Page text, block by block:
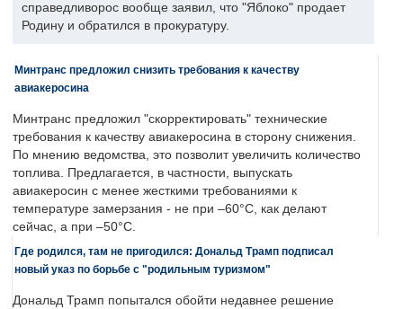
справедливорос вообще заявил, что "Яблоко" продает
Родину и обратился в прокуратуру.
Минтранс предложил снизить требования к качеству
авиакеросина
Минтранс предложил "скорректировать" технические
требования к качеству авиакеросина в сторону снижения.
По мнению ведомства, это позволит увеличить количество
топлива. Предлагается, в частности, выпускать
авиакеросин с менее жесткими требованиями к
температуре замерзания - не при –60°C, как делают
сейчас, а при –50°C.
Где родился, там не пригодился: Дональд Трамп подписал
новый указ по борьбе с "родильным туризмом"
Дональд Трамп попытался обойти недавнее решение